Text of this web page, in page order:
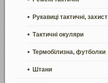
Рукавиці тактичні, захист
Тактичні окуляри
Термобілизна, футболки
Штани